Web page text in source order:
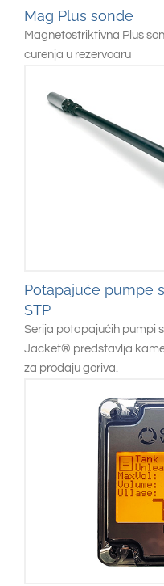
Mag Plus sonde
Magnetostriktivna Plus
curenja u rezervoaru
Potapajuće pumpe
STP
Serija potapajućih pumpi
Jacket® predstavlja
za prodaju goriva.